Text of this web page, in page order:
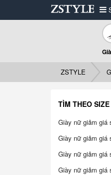
ZSTYLE
TÌM THEO SIZE
Giày nữ giảm giá
Giày nữ giảm giá
Giày nữ giảm giá
Giày nữ giảm giá